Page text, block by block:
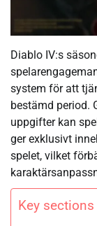
Diablo IV:s
system för att
bestämd period.
uppgifter kan
ger exklusivt
spelet, vilket
Key